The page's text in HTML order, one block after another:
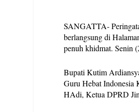
SANGATTA-
berlangsung di
penuh khidmat. Senin
Bupati Kutim
Guru Hebat Indonesia
HAdi, Ketua DPRD